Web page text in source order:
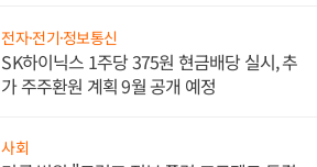
전자·전기·정보통신
SK하이닉스 1주당 375원 현금배당 실시, 추
가 주주환원 계획 9월 공개 예정
사회